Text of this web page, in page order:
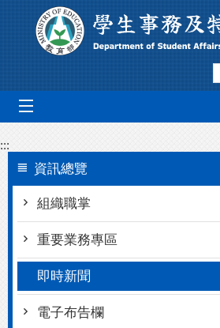
跳到主要內容區塊
:::
資訊總覽
組織職掌
重要業務專區
即時新聞
電子布告欄